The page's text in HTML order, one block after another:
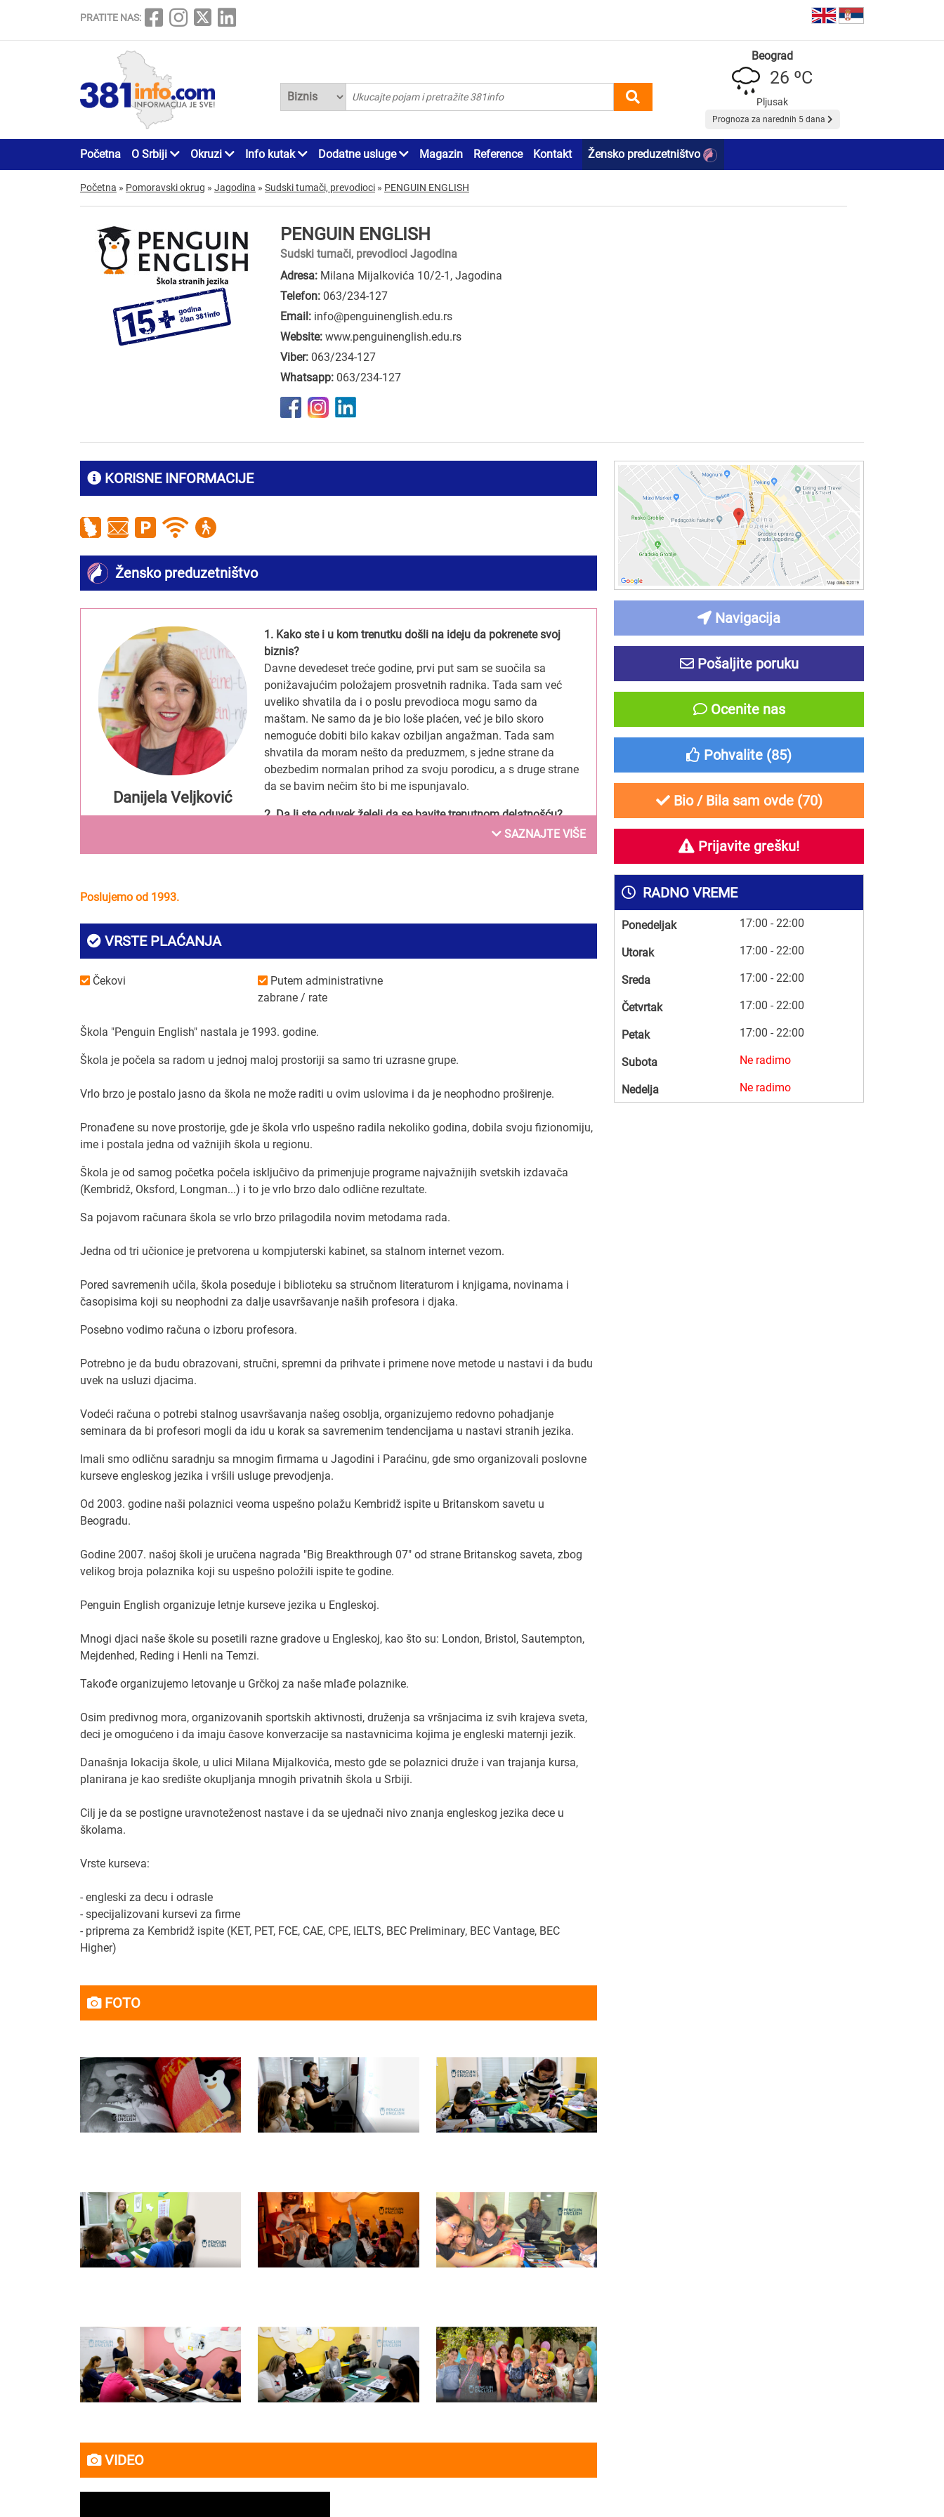
PRATITE NAS:
Beograd
26 ºC
Pljusak
Prognoza za narednih 5 dana
Početna O Srbiji Okruzi Info kutak Dodatne usluge Magazin Reference Kontakt Žensko preduzetništvo
Početna » Pomoravski okrug » Jagodina » Sudski tumači, prevodioci » PENGUIN ENGLISH
PENGUIN ENGLISH
Sudski tumači, prevodioci Jagodina
Adresa: Milana Mijalkovića 10/2-1, Jagodina
Telefon: 063/234-127
Email: info@penguinenglish.edu.rs
Website: www.penguinenglish.edu.rs
Viber: 063/234-127
Whatsapp: 063/234-127
KORISNE INFORMACIJE
Žensko preduzetništvo
Danijela Veljković
1. Kako ste i u kom trenutku došli na ideju da pokrenete svoj
biznis?
Davne devedeset treće godine, prvi put sam se suočila sa
ponižavajućim položajem prosvetnih radnika. Tada sam već
uveliko shvatila da i o poslu prevodioca mogu samo da
maštam. Ne samo da je bio loše plaćen, već je bilo skoro
nemoguće dobiti bilo kakav ozbiljan angažman. Tada sam
shvatila da moram nešto da preduzmem, s jedne strane da
obezbedim normalan prihod za svoju porodicu, a s druge strane
da se bavim nečim što bi me ispunjavalo.
2. Da li ste oduvek želeli da se bavite trenutnom delatnošću?
Ne. Dok sam studirala, želela sam da budem prevodilac, a onda
Dugogodišnjim kvalitetnim radom i mnogobrojnim zadovoljnim
verovanja ili sposobnosti)
Mi radimo kvalitetno, odgovorno i transparentno, dakle, zaista
najveća podrška?
Sve mogu, a ništa ne moram.
rad?
To su pre svega neke starije kolege i koleginice, ili bivši
ljubavlju prema poslu, inspirisali za budući rad.
8. Čega ste morali da se odreknete?
vreme morala da posvetim poslu koji je bio u povoju. Kasnije,
uz bolju organizaciju, uspela sam da se izborim i za vreme
kada dođu loša vremena?
konkurencijom, znala sam da je to kratkog daha, da će sve doći
na svoje, i da će ljudi umeti da naprave razliku između onoga
10. Zbog čega je bolje da žena bude preduzetnica nego da
Sloboda je nešto što nema cenu. U svojoj firmi sam postavljaš
11. Kako biste posavetovali nove preduzetnice ili mlađu Vas da
U početku se treba davati 100 posto, ali, kasnije, kada se posao
vremena. A sve je moguće uz dobru organizaciju.
Srbiji? (ili to što ste u “muškoj delatnosti”)
sluha državnih institucija za sve probleme s kojima se susreću
preduzetnici, bilo muški ili ženski. Zaista sam se retko osećala
diskriminacija bila usmerena na političku neistomišljenost, iliti
nepodobnost.
13. Kada ste žena u svetu biznisa, koliko su česte nepristojne
ponudom, kako u samoj školici, tako i u onlajn varijanti.
SAZNAJTE VIŠE
Poslujemo od 1993.
VRSTE PLAĆANJA
Čekovi
Putem administrativne
zabrane / rate
Škola "Penguin English" nastala je 1993. godine.
Škola je počela sa radom u jednoj maloj prostoriji sa samo tri uzrasne grupe.
Vrlo brzo je postalo jasno da škola ne može raditi u ovim uslovima i da je neophodno proširenje.
Pronađene su nove prostorije, gde je škola vrlo uspešno radila nekoliko godina, dobila svoju fizionomiju,
ime i postala jedna od važnijih škola u regionu.
Škola je od samog početka počela isključivo da primenjuje programe najvažnijih svetskih izdavača
(Kembridž, Oksford, Longman...) i to je vrlo brzo dalo odlične rezultate.
Sa pojavom računara škola se vrlo brzo prilagodila novim metodama rada.
Jedna od tri učionice je pretvorena u kompjuterski kabinet, sa stalnom internet vezom.
Pored savremenih učila, škola poseduje i biblioteku sa stručnom literaturom i knjigama, novinama i
časopisima koji su neophodni za dalje usavršavanje naših profesora i djaka.
Posebno vodimo računa o izboru profesora.
Potrebno je da budu obrazovani, stručni, spremni da prihvate i primene nove metode u nastavi i da budu
uvek na usluzi djacima.
Vodeći računa o potrebi stalnog usavršavanja našeg osoblja, organizujemo redovno pohadjanje
seminara da bi profesori mogli da idu u korak sa savremenim tendencijama u nastavi stranih jezika.
Imali smo odličnu saradnju sa mnogim firmama u Jagodini i Paraćinu, gde smo organizovali poslovne
kurseve engleskog jezika i vršili usluge prevodjenja.
Od 2003. godine naši polaznici veoma uspešno polažu Kembridž ispite u Britanskom savetu u
Beogradu.
Godine 2007. našoj školi je uručena nagrada "Big Breakthrough 07" od strane Britanskog saveta, zbog
velikog broja polaznika koji su uspešno položili ispite te godine.
Penguin English organizuje letnje kurseve jezika u Engleskoj.
Mnogi djaci naše škole su posetili razne gradove u Engleskoj, kao što su: London, Bristol, Sautempton,
Mejdenhed, Reding i Henli na Temzi.
Takođe organizujemo letovanje u Grčkoj za naše mlađe polaznike.
Osim predivnog mora, organizovanih sportskih aktivnosti, druženja sa vršnjacima iz svih krajeva sveta,
deci je omogućeno i da imaju časove konverzacije sa nastavnicima kojima je engleski maternji jezik.
Današnja lokacija škole, u ulici Milana Mijalkovića, mesto gde se polaznici druže i van trajanja kursa,
planirana je kao središte okupljanja mnogih privatnih škola u Srbiji.
Cilj je da se postigne uravnoteženost nastave i da se ujednači nivo znanja engleskog jezika dece u
školama.
Vrste kurseva:
- engleski za decu i odrasle
- specijalizovani kursevi za firme
- priprema za Kembridž ispite (KET, PET, FCE, CAE, CPE, IELTS, BEC Preliminary, BEC Vantage, BEC
Higher)
FOTO
VIDEO
Navigacija
Pošaljite poruku
Ocenite nas
Pohvalite (85)
Bio / Bila sam ovde (70)
Prijavite grešku!
RADNO VREME
Ponedeljak 17:00 - 22:00
Utorak 17:00 - 22:00
Sreda 17:00 - 22:00
Četvrtak 17:00 - 22:00
Petak 17:00 - 22:00
Subota Ne radimo
Nedelja Ne radimo